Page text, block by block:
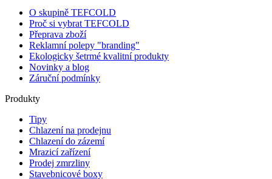
O skupině TEFCOLD
Proč si vybrat TEFCOLD
Přeprava zboží
Reklamní polepy "branding"
Ekologicky šetrmé kvalitní produkty
Novinky a blog
Záruční podmínky
Produkty
Tipy
Chlazení na prodejnu
Chlazení do zázemí
Mrazicí zařízení
Prodej zmrzliny
Stavebnicové boxy